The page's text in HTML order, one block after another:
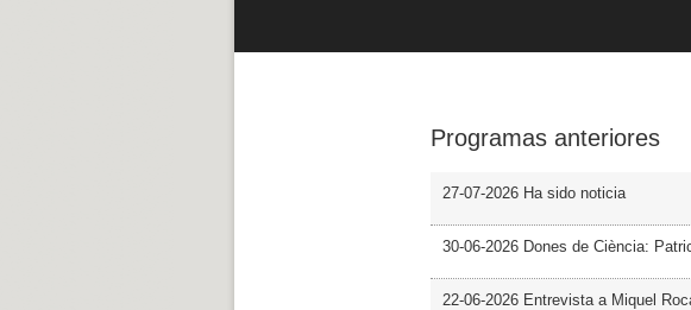
Programas anteriores
27-07-2026 Ha sido noticia
30-06-2026 Dones de Ciència:
22-06-2026 Entrevista a Miquel